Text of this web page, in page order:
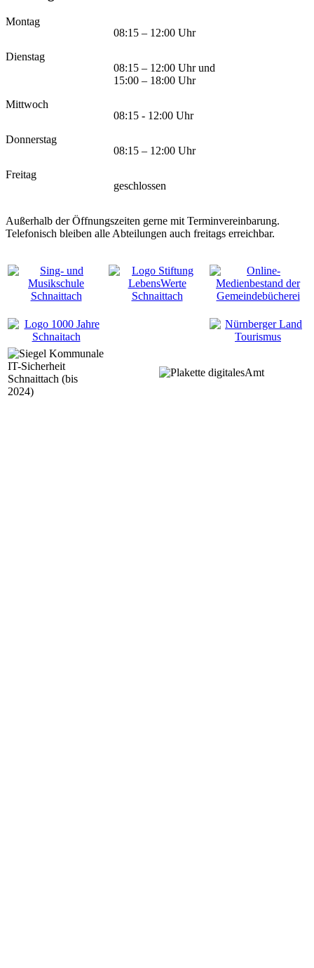
Montag
08:15 – 12:00 Uhr
Dienstag
08:15 – 12:00 Uhr und
15:00 – 18:00 Uhr
Mittwoch
08:15 - 12:00 Uhr
Donnerstag
08:15 – 12:00 Uhr
Freitag
geschlossen
Außerhalb der Öffnungszeiten gerne mit Terminvereinbarung.
Telefonisch bleiben alle Abteilungen auch freitags erreichbar.